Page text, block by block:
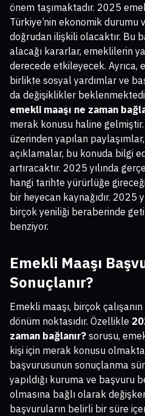
önem taşımaktadır. 2025
Türkiye’nin ekonomik durumu
doğrudan ilişkili olacaktır. Bu
alacağı kararlar, emeklilerin
derecede etkileyecek. Ayrıca,
birlikte sosyal yardımlar ve
da değişiklikler
emekli maaşı ne zaman
merak konusu haline
üzerinden yapılan
açıklamalar, bu konuda bilgi
artıracaktır. 2025 yılında
hangi tarihte yürürlüğe
bir heyecan kaynağıdır. 2025
birçok yeniliği beraberinde
benziyor.
Emekli Maaşı
Sonuçlanır?
Emekli maaşı, birçok
dönüm noktasıdır. Özellikle
zaman bağlanır? sorusu,
kişi için merak konusu
başvurusunun sonuçlanma
yapıldığı kuruma ve başvuru
olmasına bağlı olarak
başvuruların belirli bir süre